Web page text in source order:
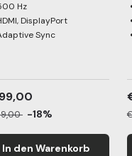
Hz
DisplayPort
Sync
-18%
In den Warenkorb